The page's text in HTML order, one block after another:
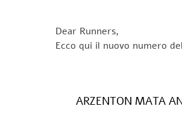
Dear Runners,
Ecco qui il nuovo numero
ARZENTON MATA